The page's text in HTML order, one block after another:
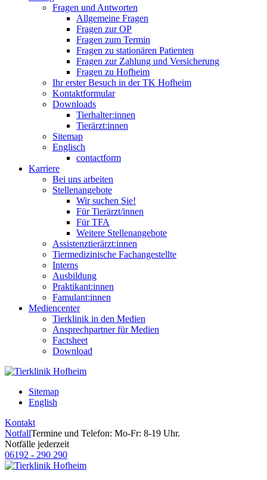
Fragen und Antworten
Allgemeine Fragen
Fragen zur OP
Fragen zum Termin
Fragen zu stationären Patienten
Fragen zur Zahlung und Versicherung
Fragen zu Hofheim
Ihr erster Besuch in der TK Hofheim
Kontaktformular
Downloads
Tierhalter:innen
Tierärzt:innen
Sitemap
Englisch
contactform
Karriere
Bei uns arbeiten
Stellenangebote
Wir suchen Sie!
Für Tierärzt/innen
Für TFA
Weitere Stellenangebote
Assistenztierärzt:innen
Tiermedizinische Fachangestellte
Interns
Ausbildung
Praktikant:innen
Famulant:innen
Mediencenter
Tierklinik in den Medien
Ansprechpartner für Medien
Factsheet
Download
Sitemap
English
Kontakt
NotfallTermine und Telefon: Mo-Fr: 8-19 Uhr.
Notfälle jederzeit
06192 - 290 290